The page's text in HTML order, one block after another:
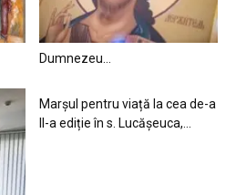
Dumnezeu…
Marșul pentru viață la cea de-a
II-a ediție în s. Lucășeuca,...